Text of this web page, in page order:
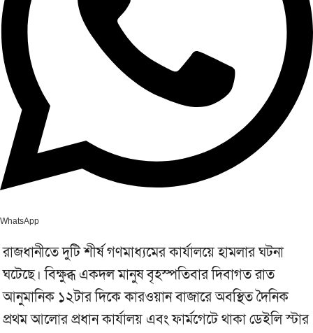
WhatsApp
রাজধানীতে দুটি শীর্ষ গণমাধ্যমের কার্যালয়ে হামলার ঘটনা
ঘটেছে। বিক্ষুব্ধ একদল মানুষ বৃহস্পতিবার দিবাগত রাত
আনুমানিক ১২টার দিকে কারওয়ান বাজারে অবস্থিত দৈনিক
প্রথম আলোর প্রধান কার্যালয় এবং ফার্মগেটে থাকা ডেইলি স্টার